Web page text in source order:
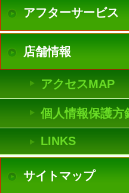
アフターサービス
店舗情報
アクセスMAP
個人情報保護方
LINKS
サイトマップ